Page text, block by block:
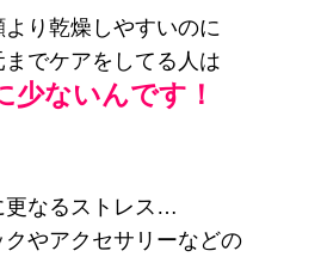
より乾燥しやすいのに
までケアをしてる人は
少ないんです！
更なるストレス…
クやアクセサリーなどの